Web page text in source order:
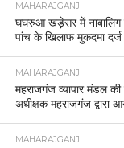
MAHARAJGANJ
घघरुआ खड़ेसर में नाबालिग
पांच के खिलाफ मुकदमा
MAHARAJGANJ
महराजगंज व्यापार मंडल
अधीक्षक महराजगंज द्वारा
MAHARAJGANJ